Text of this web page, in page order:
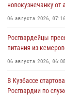
новокузнечанку от
06 августа 2026, 07:16
Росгвардейцы
питания из
06 августа 2026, 06:08
В Кузбассе
Росгвардии по